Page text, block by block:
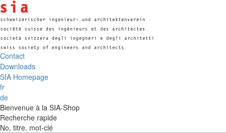
Contact
Downloads
SIA Homepage
fr
de
Bienvenue à la SIA-Shop
Recherche rapide
No, titre, mot-clé